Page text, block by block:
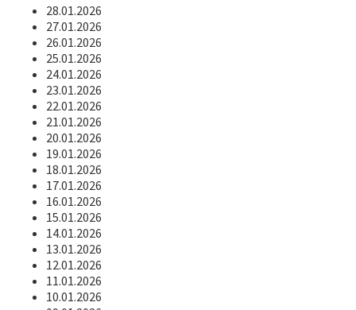
28.01.2026
27.01.2026
26.01.2026
25.01.2026
24.01.2026
23.01.2026
22.01.2026
21.01.2026
20.01.2026
19.01.2026
18.01.2026
17.01.2026
16.01.2026
15.01.2026
14.01.2026
13.01.2026
12.01.2026
11.01.2026
10.01.2026